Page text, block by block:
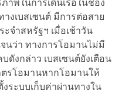
าพในการเดินเรือในช่อง
งเบสเซนต์ มีการต่อสาย
จำสหรัฐฯ เมื่อเช้าวัน
นว่า ทางการโอมานไม่มี
ดังกล่าว เบสเซนต์ยังเตือน
รโอมานหากโอมานให้
ระบบเก็บค่าผ่านทางใน